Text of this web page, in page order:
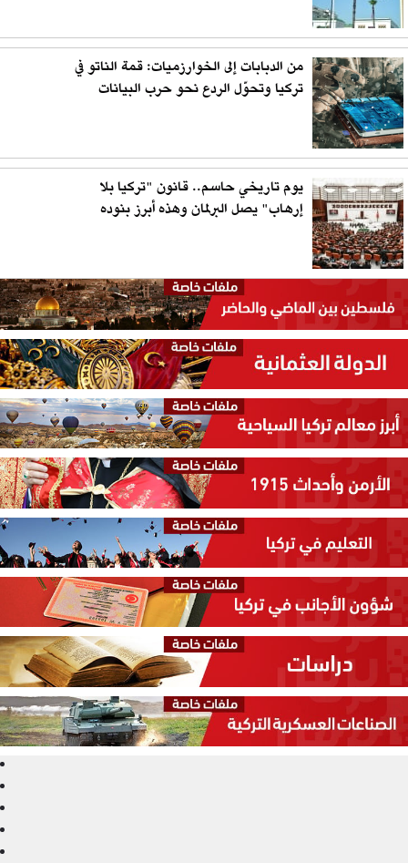
من الدبابات إلى الخوارزميات: قمة الناتو في
تركيا وتحوّل الردع نحو حرب البيانات
يوم تاريخي حاسم.. قانون "تركيا بلا
إرهاب" يصل البرلمان وهذه أبرز بنوده